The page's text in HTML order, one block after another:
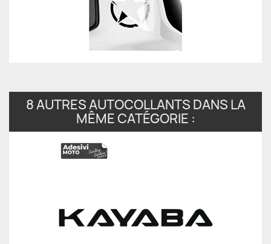
8 AUTRES AUTOCOLLANTS DANS LA
MÊME CATÉGORIE :